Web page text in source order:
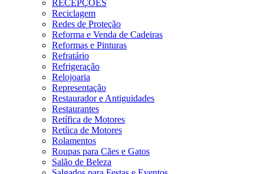
RECEPÇÕES
Reciclagem
Redes de Proteção
Reforma e Venda de Cadeiras
Reformas e Pinturas
Refratário
Refrigeração
Relojoaria
Representação
Restaurador e Antiguidades
Restaurantes
Retífica de Motores
Retíica de Motores
Rolamentos
Roupas para Cães e Gatos
Salão de Beleza